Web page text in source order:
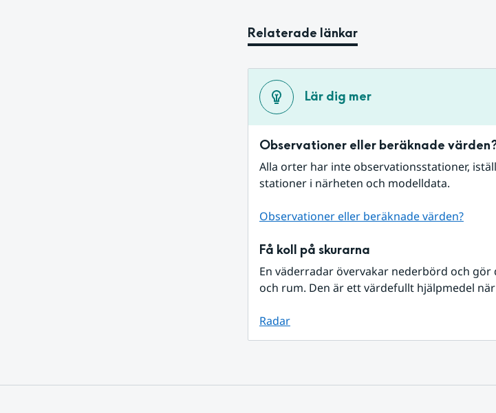
Relaterade länkar
Lär dig mer
Observationer eller beräknade
Alla orter har inte observationsstationer,
stationer i närheten och modelldata.
Observationer eller beräknade värden?
Få koll på skurarna
En väderradar övervakar nederbörd och
och rum. Den är ett värdefullt hjälpmedel
Radar